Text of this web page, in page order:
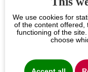
Footer
We use cookies for
of the content offered,
functioning of the
choose